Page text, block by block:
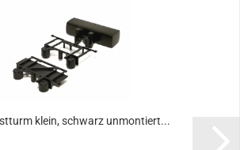
klein, schwarz unmontiert...